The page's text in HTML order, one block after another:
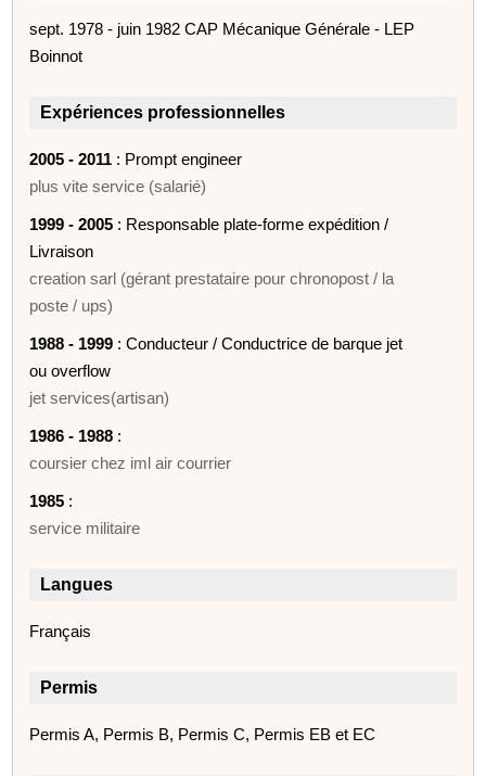
sept. 1978 - juin 1982 CAP Mécanique Générale - LEP
Boinnot
Expériences professionnelles
2005 - 2011 : Prompt engineer
plus vite service (salarié)
1999 - 2005 : Responsable plate-forme expédition /
Livraison
creation sarl (gérant prestataire pour chronopost / la
poste / ups)
1988 - 1999 : Conducteur / Conductrice de barque jet
ou overflow
jet services(artisan)
1986 - 1988 :
coursier chez iml air courrier
1985 :
service militaire
Langues
Français
Permis
Permis A, Permis B, Permis C, Permis EB et EC